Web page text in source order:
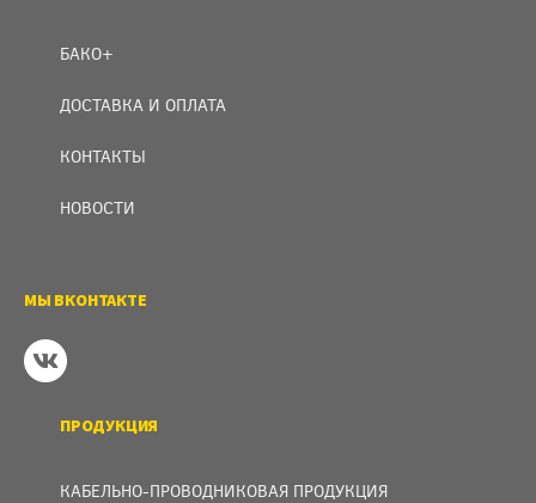
БАКО+
ДОСТАВКА И ОПЛАТА
КОНТАКТЫ
НОВОСТИ
МЫ ВКОНТАКТЕ
ПРОДУКЦИЯ
КАБЕЛЬНО-ПРОВОДНИКОВАЯ ПРОДУКЦИЯ